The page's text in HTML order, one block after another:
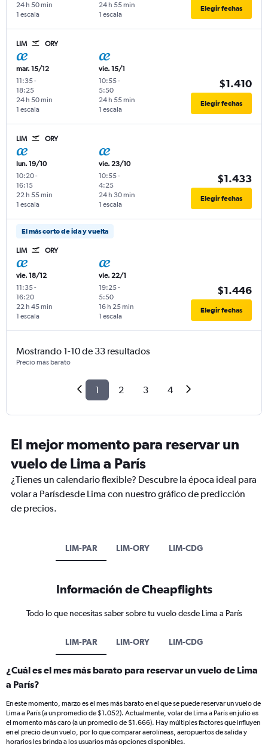
1 escala
24 h 50 min
1 escala
24 h 55 min Elegir fechas
LIM ORY
mar. 15/12
11:35-
18:25
1 escala
24 h 50 min
vie. 15/1
10:55-
5:50
1 escala
24 h 55 min
$1.410
Elegir fechas
LIM ORY
lun. 19/10
10:20-
16:15
1 escala
22 h 55 min
vie. 23/10
10:55-
4:25
1 escala
24 h 30 min
$1.433
Elegir fechas
El más corto de ida y vuelta
LIM ORY
vie. 18/12
11:35-
16:20
1 escala
22 h 45 min
vie. 22/1
19:25-
5:50
1 escala
16 h 25 min
$1.446
Elegir fechas
Mostrando 1-10 de 33 resultados
Precio más barato
1 2 3 4
El mejor momento para reservar un
vuelo de Lima a París
¿Tienes un calendario flexible? Descubre la época ideal para
volar a Parísdesde Lima con nuestro gráfico de predicción
de precios.
LIM-PAR LIM-ORY LIM-CDG
Información de Cheapflights
Todo lo que necesitas saber sobre tu vuelo desde Lima a París
LIM-PAR LIM-ORY LIM-CDG
¿Cuál es el mes más barato para reservar un vuelo de Lima
a París?
En este momento, marzo es el mes más barato en el que se puede reservar un vuelo de
Lima a París (a un promedio de $1.052). Actualmente, volar de Lima a París en julio es
el momento más caro (a un promedio de $1.666). Hay múltiples factores que influyen
en el precio de un vuelo, por lo que comparar aerolíneas, aeropuertos de salida y
horarios les brinda a los usuarios más opciones disponibles.